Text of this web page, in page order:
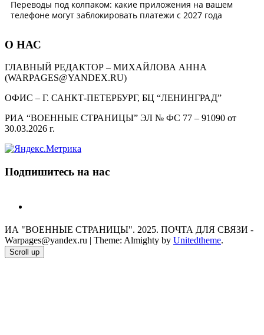
О НАС
ГЛАВНЫЙ РЕДАКТОР – МИХАЙЛОВА АННА
(WARPAGES@YANDEX.RU)
ОФИС – Г. САНКТ-ПЕТЕРБУРГ, БЦ “ЛЕНИНГРАД”
РИА “ВОЕННЫЕ СТРАНИЦЫ” ЭЛ № ФС 77 – 91090 от
30.03.2026 г.
Подпишитесь на нас
ИА "ВОЕННЫЕ СТРАНИЦЫ". 2025. ПОЧТА ДЛЯ СВЯЗИ -
Warpages@yandex.ru | Theme: Almighty by Unitedtheme.
Scroll up